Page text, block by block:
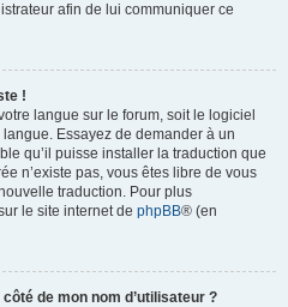
afin de lui communiquer ce
!
langue sur le forum, soit le logiciel
Essayez de demander à un
qu’il puisse installer la traduction que
n’existe pas, vous êtes libre de vous
traduction. Pour plus
le site internet de phpBB® (en
de mon nom d’utilisateur ?